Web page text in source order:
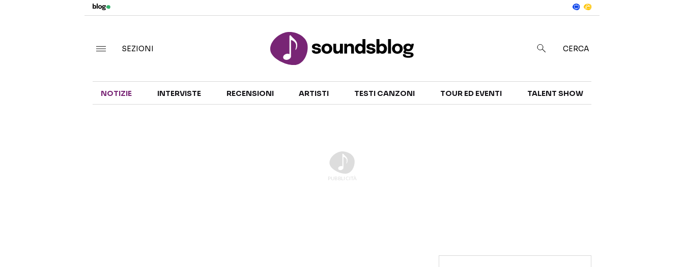
TALENT SHOW
SEZIONI CERCA
NOTIZIE INTERVISTE RECENSIONI ARTISTI TESTI CANZONI TOUR ED EVENTI TALENT SHOW